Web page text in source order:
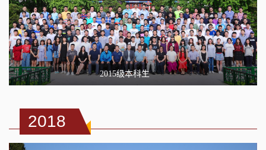
2015级本科生
2018